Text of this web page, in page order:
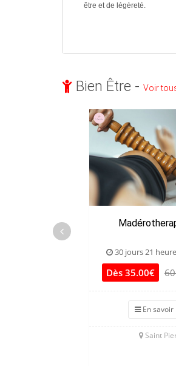
être et de légèreté.
Bien Être - Voir
30 jours 21
Dès 35.00€
En savoir
Saint